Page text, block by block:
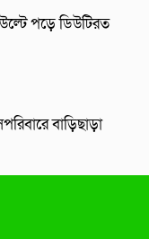
পড়ে ডিউটিরত
বাড়িছাড়া